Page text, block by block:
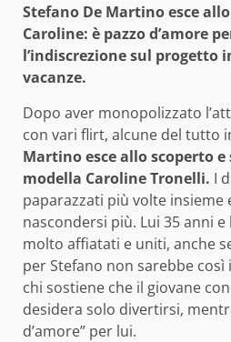
Stefano De Martino esce
Caroline: è pazzo d’amore
l’indiscrezione sul progetto
vacanze.
Dopo aver monopolizzato
con vari flirt, alcune del tutto
Martino esce allo scoperto
modella CarolineTronelli. I
paparazzati più volte insieme
nascondersi più. Lui 35 anni
molto affiatati e uniti, anche
per Stefano non sarebbe così
chi sostiene che il giovane
desidera solo divertirsi,
d’amore” per lui.